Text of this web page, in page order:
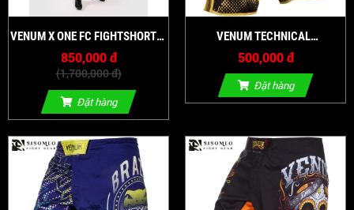
VENUM X ONE FC FIGHTSHORTS
- RED
850,000 đ
(1,700,000 đ)
Đặt hàng
VENUM TECHNICAL
FIGHTSHORTS (BLACK/YELLOW)
500,000 đ
Đặt hàng